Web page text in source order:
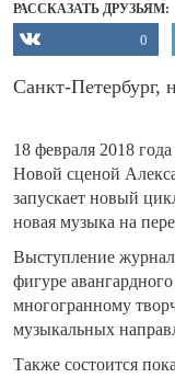
РАССКАЗАТЬ ДРУЗЬЯМ:
0
Санкт-Петербург,
18 февраля 2018
Новой сценой
запускает новый
новая музыка на
Выступление
фигуре
многогранному
музыкальных
Также состоится